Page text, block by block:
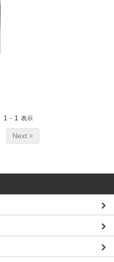
1 - 1 表示
Next >